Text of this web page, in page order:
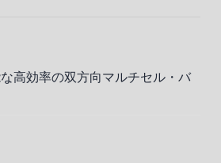
高効率の双方向マルチセル・バ